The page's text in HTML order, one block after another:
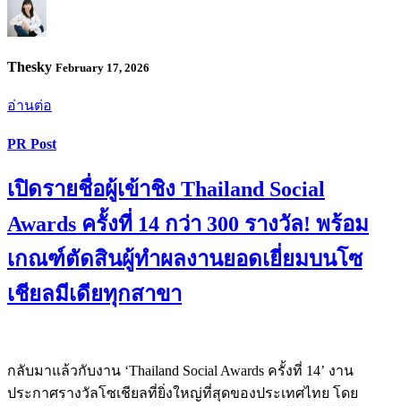
Thesky February 17, 2026
อ่านต่อ
PR Post
เปิดรายชื่อผู้เข้าชิง Thailand Social
Awards ครั้งที่ 14 กว่า 300 รางวัล! พร้อม
เกณฑ์ตัดสินผู้ทำผลงานยอดเยี่ยมบนโซ
เชียลมีเดียทุกสาขา
กลับมาแล้วกับงาน ‘Thailand Social Awards ครั้งที่ 14’ งาน
ประกาศรางวัลโซเชียลที่ยิ่งใหญ่ที่สุดของประเทศไทย โดย